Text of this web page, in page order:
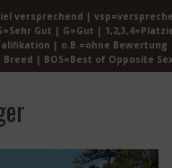
versprechend |
Gut | G=Gut |
| o.B.=ohne Bewertung
Breed | BOS=Best of Opposite